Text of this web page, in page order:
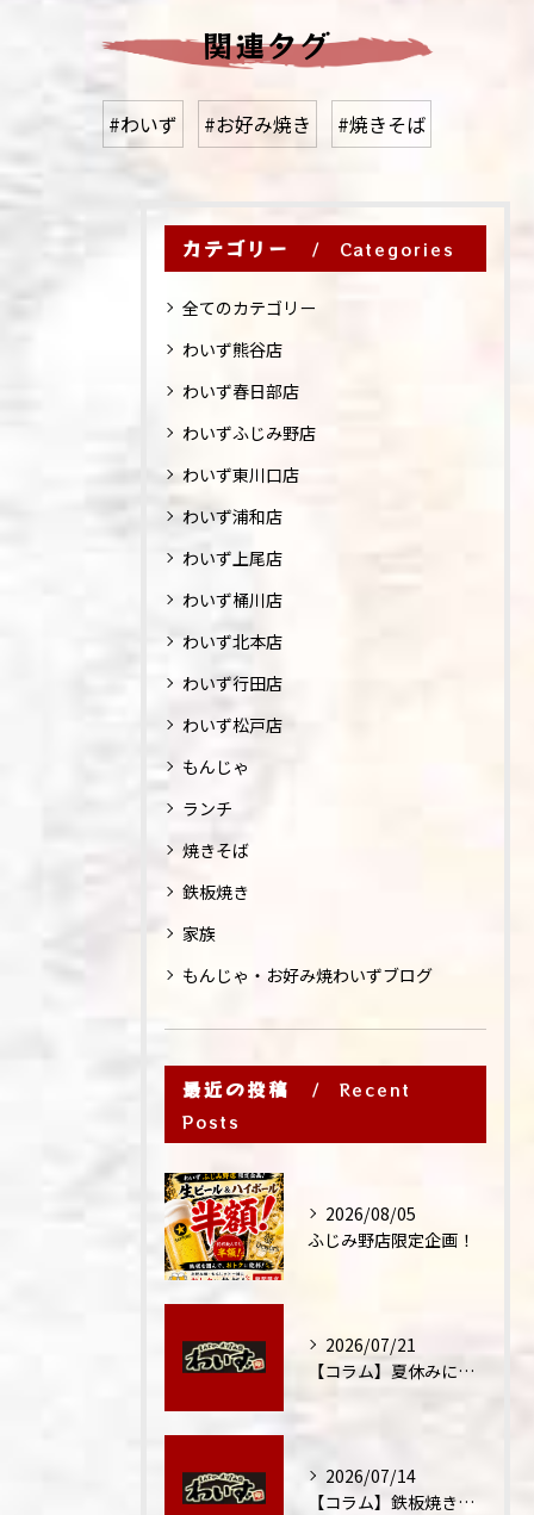
関連タグ
#わいず #お好み焼き #焼きそば
カテゴリー Categories
全てのカテゴリー
わいず熊谷店
わいず春日部店
わいずふじみ野店
わいず東川口店
わいず浦和店
わいず上尾店
わいず桶川店
わいず北本店
わいず行田店
わいず松戸店
もんじゃ
ランチ
焼きそば
鉄板焼き
家族
もんじゃ・お好み焼わいずブログ
最近の投稿
Recent
Posts
2026/08/05
ふじみ野店限定企画！
2026/07/21
【コラム】夏休みに家族外食が増える理由
2026/07/14
【コラム】鉄板焼きが"コミュニケーション飯"と呼ばれる理由